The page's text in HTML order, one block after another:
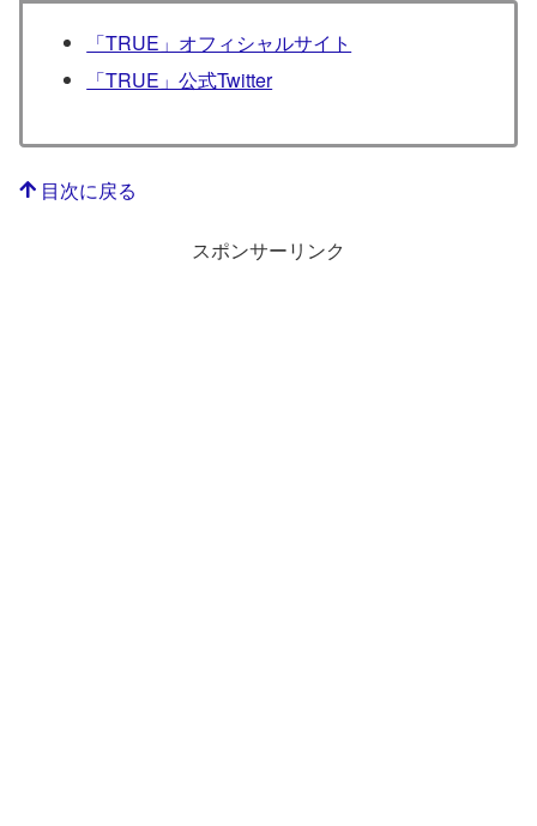
「TRUE」オフィシャルサイト
「TRUE」公式Twitter
目次に戻る
スポンサーリンク